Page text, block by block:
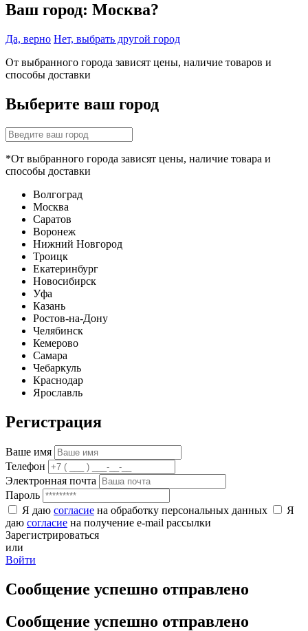
Ваш город: Москва?
Да, верно Нет, выбрать другой город
От выбранного города зависят цены, наличие товаров и
способы доставки
Выберите ваш город
*От выбранного города зависят цены, наличие товара и
способы доставки
Волгоград
Москва
Саратов
Воронеж
Нижний Новгород
Троицк
Екатеринбург
Новосибирск
Уфа
Казань
Ростов-на-Дону
Челябинск
Кемерово
Самара
Чебаркуль
Краснодар
Ярославль
Регистрация
Ваше имя
Телефон
Электронная почта
Пароль
Я даю согласие на обработку персональных данных
Я
даю согласие на получение e-mail рассылки
Зарегистрироваться
или
Войти
Сообщение успешно отправлено
Сообщение успешно отправлено